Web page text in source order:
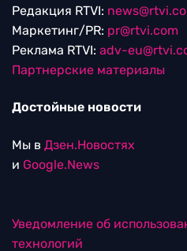
Редакция RTVI:
Маркетинг/PR: pr@rtvi.com
Реклама RTVI: adv-
Партнерские материалы
Достойные новости
Мы в Дзен.Новостях
и Google.News
Уведомление об
технологий